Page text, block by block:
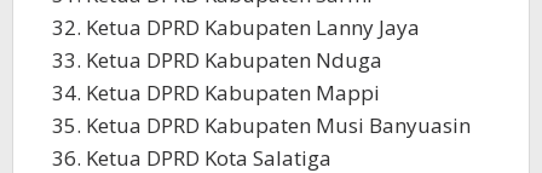
Ketua DPRD Kabupaten Lanny Jaya
Ketua DPRD Kabupaten Nduga
Ketua DPRD Kabupaten Mappi
Ketua DPRD Kabupaten Musi Banyuasin
Ketua DPRD Kota Salatiga